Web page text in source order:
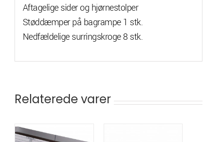
Aftagelige sider og hjørnestolper
Støddæmper på bagrampe 1 stk.
Nedfældelige surringskroge 8 stk.
Relaterede varer